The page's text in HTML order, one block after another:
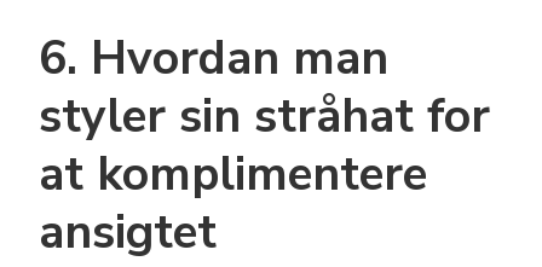
6. Hvordan man
styler sin stråhat for
at komplimentere
ansigtet